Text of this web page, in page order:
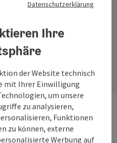
mit
Gaigg
Attersee
Datenschutzerklärung
Ihre
der Website technisch
mit Ihrer Einwilligung
um unsere
zu analysieren,
Funktionen
zu können, externe
Werbung auf